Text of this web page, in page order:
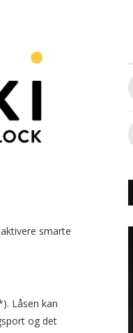
smarte
Låsen kan
og det